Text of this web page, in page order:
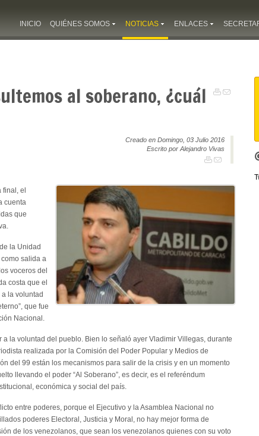
INICIO QUIÉNES SOMOS NOTICIAS ENLACES
al soberano, ¿cuál
Creado en Domingo, 03 Julio 2016
Escrito por Alejandro Vivas
final, el
cuenta
que
la Unidad
salida a
voceros del
costa que el
la voluntad
que fue
Nacional.
la voluntad del pueblo. Bien lo señaló ayer Vladimir Villegas, durante
realizada por la Comisión del Poder Popular y Medios de
del 99 están los mecanismos para salir de la crisis y en un momento
llevando el poder “Al Soberano”, es decir, es el referéndum
económica y social del país.
entre poderes, porque el Ejecutivo y la Asamblea Nacional no
poderes Electoral, Justicia y Moral, no hay mejor forma de
de los venezolanos, que sean los venezolanos quienes con su voto